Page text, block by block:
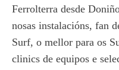
Ferrolterra desde
nosas instalacións, fan
Surf, o mellor para os
clinics de equipos e